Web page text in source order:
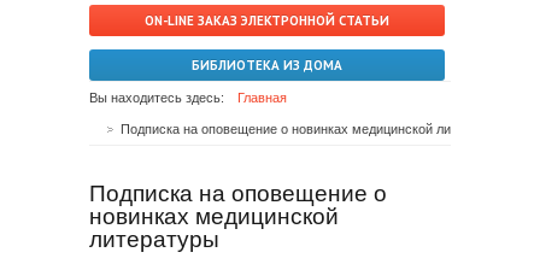
ON-LINE ЗАКАЗ ЭЛЕКТРОННОЙ СТАТЬИ
БИБЛИОТЕКА ИЗ ДОМА
Вы находитесь здесь: Главная
Подписка на оповещение о
новинках медицинской
литературы